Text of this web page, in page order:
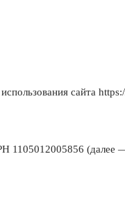
сайта
(далее